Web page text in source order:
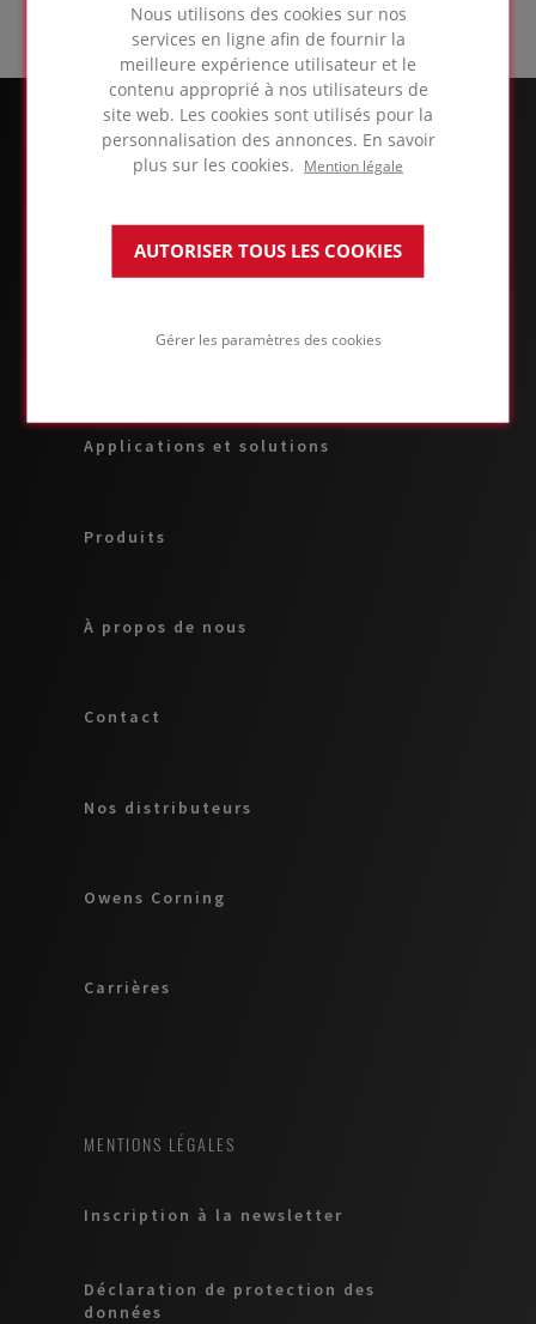
Nous utilisons des cookies sur nos
services en ligne afin de fournir la
meilleure expérience utilisateur et le
contenu approprié à nos utilisateurs de
site web. Les cookies sont utilisés pour la
personnalisation des annonces. En savoir
plus sur les cookies.
Mention légale
AUTORISER TOUS LES COOKIES
Gérer les paramètres des cookies
Applications et solutions
Produits
À propos de nous
Contact
Nos distributeurs
Owens Corning
Carrières
MENTIONS LÉGALES
Inscription à la newsletter
Déclaration de protection des
données